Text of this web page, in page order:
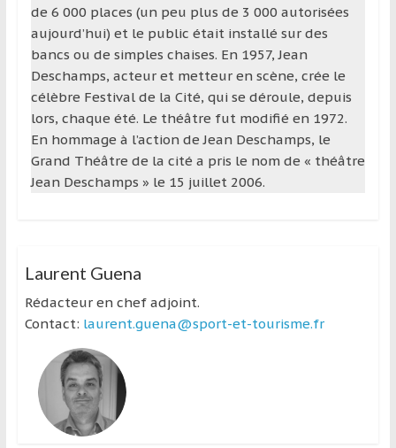
de 6 000 places (un peu plus de 3 000 autorisées
aujourd’hui) et le public était installé sur des
bancs ou de simples chaises. En 1957, Jean
Deschamps, acteur et metteur en scène, crée le
célèbre Festival de la Cité, qui se déroule, depuis
lors, chaque été. Le théâtre fut modifié en 1972.
En hommage à l’action de Jean Deschamps, le
Grand Théâtre de la cité a pris le nom de « théâtre
Jean Deschamps » le 15 juillet 2006.
Laurent Guena
Rédacteur en chef adjoint.
Contact: laurent.guena@sport-et-tourisme.fr